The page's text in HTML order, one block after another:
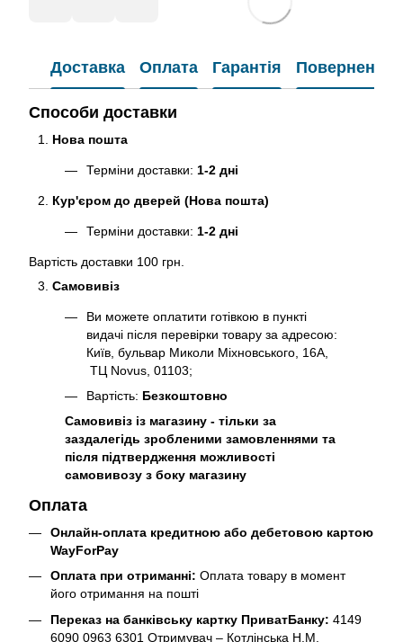
Доставка Оплата Гарантія Повернення
Способи доставки
Нова пошта
Терміни доставки: 1-2 дні
Кур'єром до дверей (Нова пошта)
Терміни доставки: 1-2 дні
Вартість доставки 100 грн.
Самовивіз
Ви можете оплатити готівкою в пункті
видачі після перевірки товару за адресою:
Київ, бульвар Миколи Міхновського, 16А,
ТЦ Novus, 01103;
Вартість: Безкоштовно
Самовивіз із магазину - тільки за
заздалегідь зробленими замовленнями та
після підтвердження можливості
самовивозу з боку магазину
Оплата
Онлайн-оплата кредитною або дебетовою картою
WayForPay
Оплата при отриманні: Оплата товару в момент
його отримання на пошті
Переказ на банківську картку ПриватБанку: 4149
6090 0963 6301 Отримувач – Котлінська Н.М.